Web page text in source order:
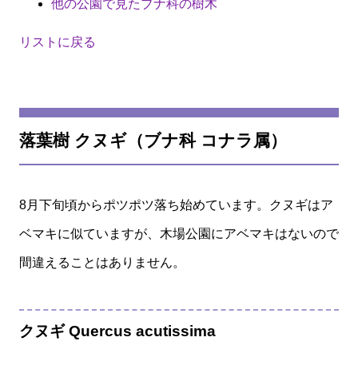
他の公園で見たブナ科の樹木
リストに戻る
落葉樹 クヌギ（ブナ科 コナラ属）
8月下旬頃からポツポツ落ち始めています。クヌギはア
ベマキに似ていますが、木場公園にアベマキはないので
間違えることはありません。
クヌギ Quercus acutissima